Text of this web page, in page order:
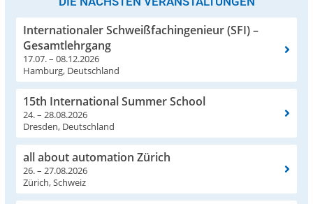
Internationaler Schweißfachingenieur (SFI) –
Gesamtlehrgang
17.07. – 08.12.2026
Hamburg, Deutschland
15th International Summer School
24. – 28.08.2026
Dresden, Deutschland
all about automation Zürich
26. – 27.08.2026
Zürich, Schweiz